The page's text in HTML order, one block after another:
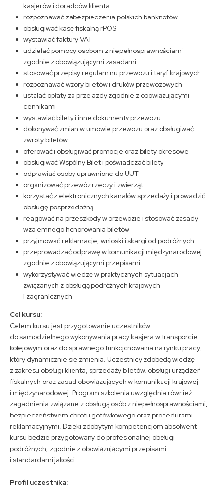
kasjerów i doradców klienta
rozpoznawać zabezpieczenia polskich banknotów
obsługiwać kasę fiskalną rPOS
wystawiać faktury VAT
udzielać pomocy osobom z niepełnosprawnościami
zgodnie z obowiązującymi zasadami
stosować przepisy regulaminu przewozu i taryf krajowych
rozpoznawać wzory biletów i druków przewozowych
ustalać opłaty za przejazdy zgodnie z obowiązującymi
cennikami
wystawiać bilety i inne dokumenty przewozu
dokonywać zmian w umowie przewozu oraz obsługiwać
zwroty biletów
oferować i obsługiwać promocje oraz bilety okresowe
obsługiwać Wspólny Bilet i poświadczać bilety
odprawiać osoby uprawnione do UUT
organizować przewóz rzeczy i zwierząt
korzystać z elektronicznych kanałów sprzedaży i prowadzić
obsługę posprzedażną
reagować na przeszkody w przewozie i stosować zasady
wzajemnego honorowania biletów
przyjmować reklamacje, wnioski i skargi od podróżnych
przeprowadzać odprawę w komunikacji międzynarodowej
zgodnie z obowiązującymi przepisami
wykorzystywać wiedzę w praktycznych sytuacjach
związanych z obsługą podróżnych krajowych
i zagranicznych
Cel kursu:
Celem kursu jest przygotowanie uczestników
do samodzielnego wykonywania pracy kasjera w transporcie
kolejowym oraz do sprawnego funkcjonowania na rynku pracy,
który dynamicznie się zmienia. Uczestnicy zdobędą wiedzę
z zakresu obsługi klienta, sprzedaży biletów, obsługi urządzeń
fiskalnych oraz zasad obowiązujących w komunikacji krajowej
i międzynarodowej. Program szkolenia uwzględnia również
zagadnienia związane z obsługą osób z niepełnosprawnościami,
bezpieczeństwem obrotu gotówkowego oraz procedurami
reklamacyjnymi. Dzięki zdobytym kompetencjom absolwent
kursu będzie przygotowany do profesjonalnej obsługi
podróżnych, zgodnie z obowiązującymi przepisami
i standardami jakości.
Profil uczestnika: